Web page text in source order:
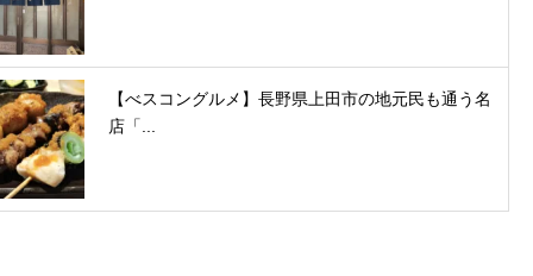
【べスコングルメ】長野県上田市の地元民も通う名
店「...